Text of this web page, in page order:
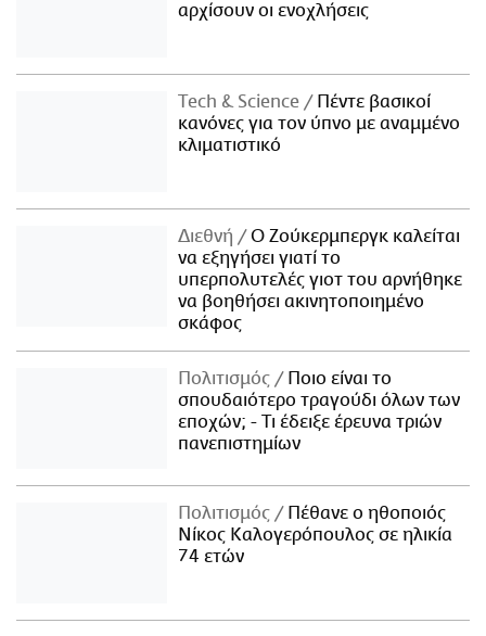
αρχίσουν οι ενοχλήσεις
Τech & Science
Πέντε βασικοί
κανόνες για τον ύπνο με αναμμένο
κλιματιστικό
Διεθνή
Ο Ζούκερμπεργκ καλείται
να εξηγήσει γιατί το
υπερπολυτελές γιοτ του αρνήθηκε
να βοηθήσει ακινητοποιημένο
σκάφος
Πολιτισμός
Ποιο είναι το
σπουδαιότερο τραγούδι όλων των
εποχών; - Τι έδειξε έρευνα τριών
πανεπιστημίων
Πολιτισμός
Πέθανε ο ηθοποιός
Νίκος Καλογερόπουλος σε ηλικία
74 ετών